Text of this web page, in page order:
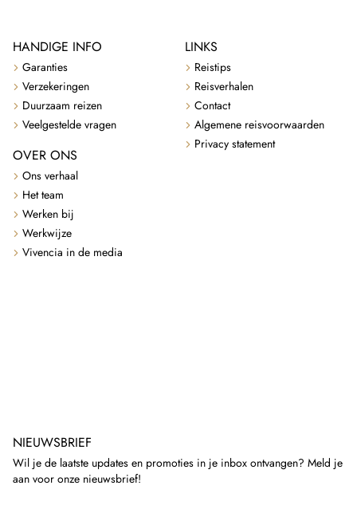
HANDIGE INFO
Garanties
Verzekeringen
Duurzaam reizen
Veelgestelde vragen
OVER ONS
Ons verhaal
Het team
Werken bij
Werkwijze
Vivencia in de media
LINKS
Reistips
Reisverhalen
Contact
Algemene reisvoorwaarden
Privacy statement
NIEUWSBRIEF
Wil je de laatste updates en promoties in je inbox ontvangen? Meld je
aan voor onze nieuwsbrief!